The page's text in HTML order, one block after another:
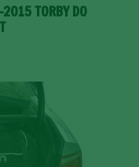
TORBY DO